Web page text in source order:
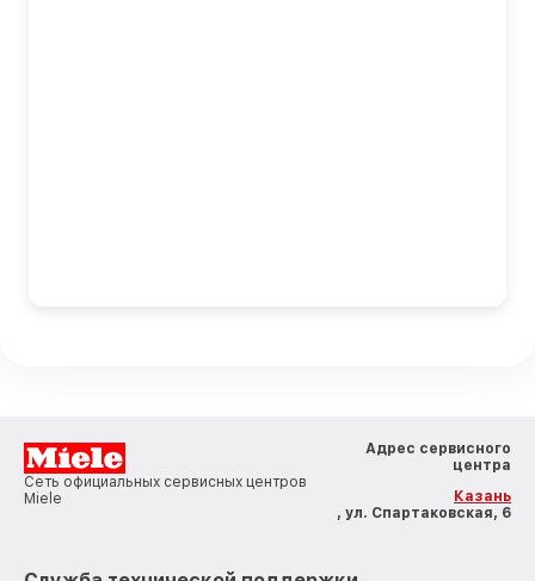
Сеть официальных сервисных центров
Miele
Адрес сервисного
центра
Казань
, ул. Спартаковская, 6